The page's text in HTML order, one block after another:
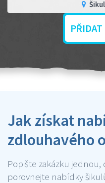
Jak získat
zdlouhavého
Popište zakázku
porovnejte nabídky